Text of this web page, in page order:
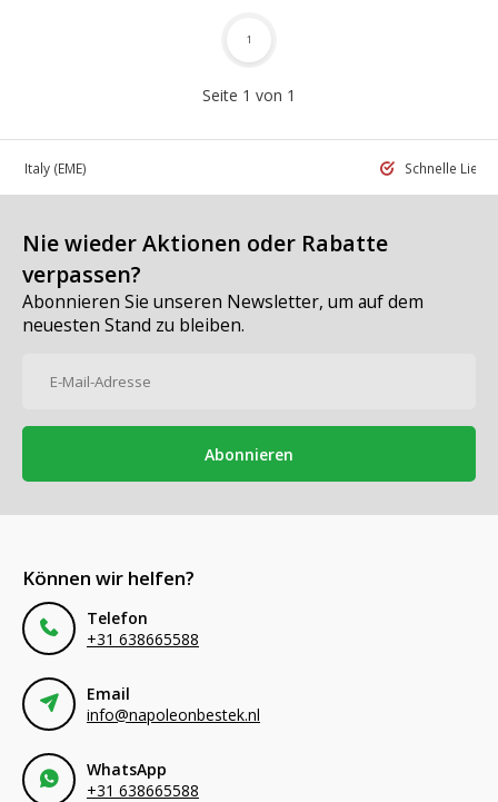
Seite 1 von 1
1
in Italy (EME) Schnelle
Nie wieder Aktionen oder Rabatte
verpassen?
Abonnieren Sie unseren Newsletter, um auf dem
neuesten Stand zu bleiben.
Abonnieren
Können wir helfen?
Telefon
+31 638665588
Email
info@napoleonbestek.nl
WhatsApp
+31 638665588